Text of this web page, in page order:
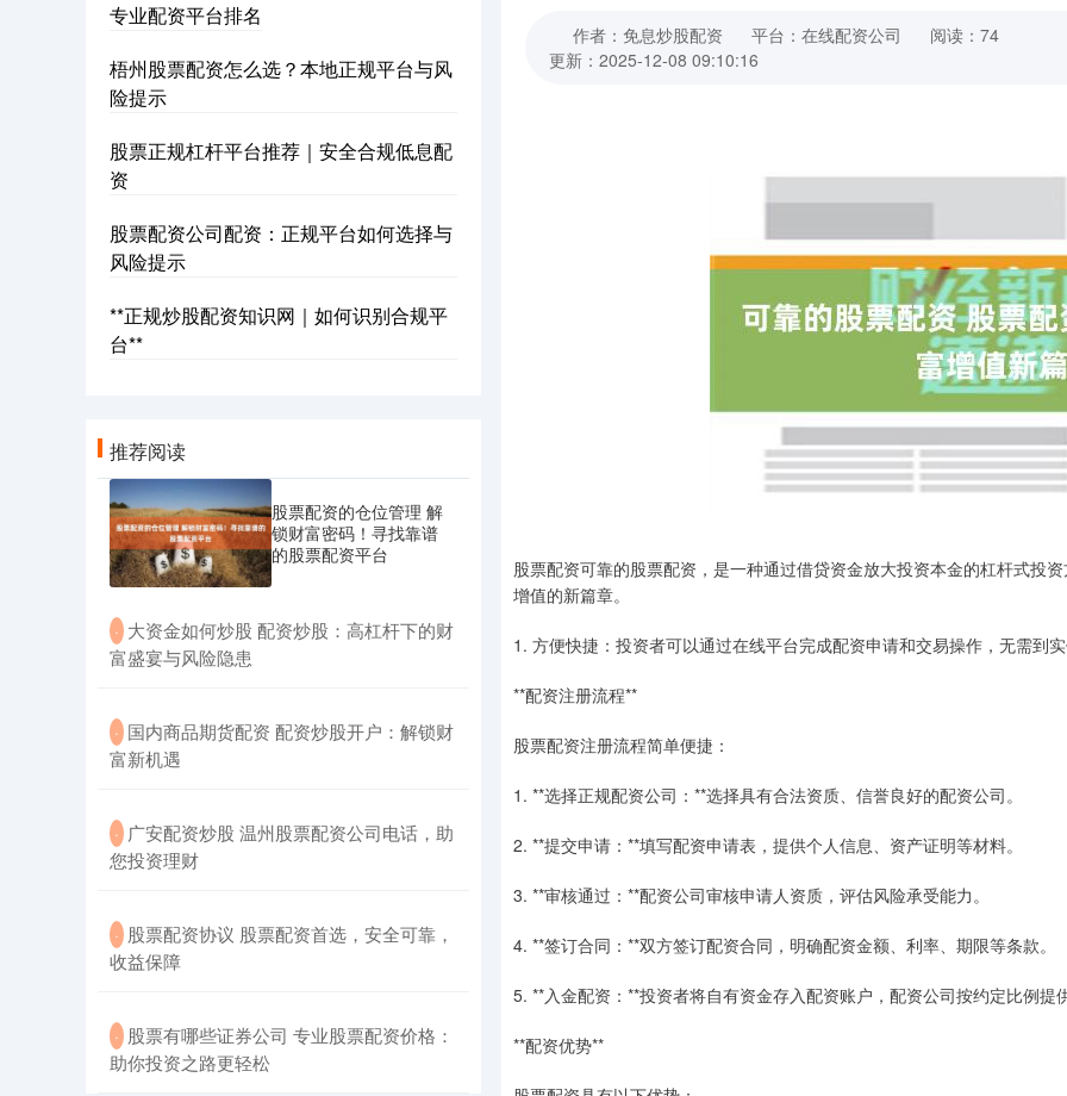
作者：免息炒股配资 平台：在线配资公司
阅读：74
更新：2025-12-08 09:10:16
股票配资可靠的股票配资，是一种通过借贷资金放大投资本金的杠杆式投
增值的新篇章。
1. 方便快捷：投资者可以通过在线平台完成配资申请和交易操作，无需到
**配资注册流程**
股票配资注册流程简单便捷：
1. **选择正规配资公司：**选择具有合法资质、信誉良好的配资公司。
2. **提交申请：**填写配资申请表，提供个人信息、资产证明等材料。
3. **审核通过：**配资公司审核申请人资质，评估风险承受能力。
4. **签订合同：**双方签订配资合同，明确配资金额、利率、期限等条款。
5. **入金配资：**投资者将自有资金存入配资账户，配资公司按约定比例提
**配资优势**
专业配资平台排名
梧州股票配资怎么选？本地正规平台与风
险提示
股票正规杠杆平台推荐｜安全合规低息配
资
股票配资公司配资：正规平台如何选择与
风险提示
**正规炒股配资知识网｜如何识别合规平
台**
推荐阅读
股票配资的仓位管理 解
锁财富密码！寻找靠谱
的股票配资平台
· ​大资金如何炒股 配资炒股：高杠杆下的财
富盛宴与风险隐患
· ​国内商品期货配资 配资炒股开户：解锁财
富新机遇
· ​广安配资炒股 温州股票配资公司电话，助
您投资理财
· ​股票配资协议 股票配资首选，安全可靠，
收益保障
· ​股票有哪些证券公司 专业股票配资价格：
助你投资之路更轻松